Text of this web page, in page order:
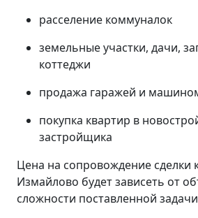
расселение коммуналок
земельные участки, дачи,
коттеджи
продажа гаражей и
покупка квартир в
застройщика
Цена на сопровождение сделки
Измайлово будет зависеть от
сложности поставленной